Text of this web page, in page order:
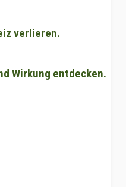
verlieren.
Wirkung entdecken.